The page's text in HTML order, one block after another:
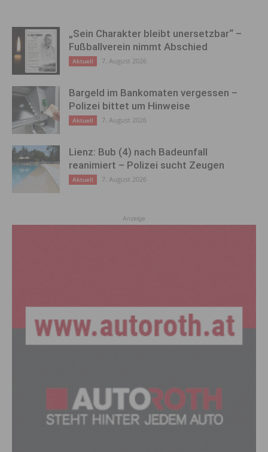
„Sein Charakter bleibt unersetzbar“ –
Fußballverein nimmt Abschied
Aktuell 7. August 2026
Bargeld im Bankomaten vergessen –
Polizei bittet um Hinweise
Aktuell 7. August 2026
Lienz: Bub (4) nach Badeunfall
reanimiert – Polizei sucht Zeugen
Aktuell 7. August 2026
Anzeige